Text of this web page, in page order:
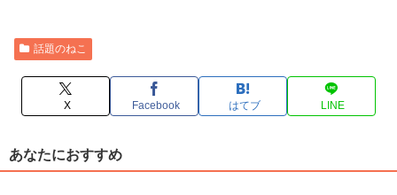
話題のねこ
X Facebook はてブ LINE
あなたにおすすめ